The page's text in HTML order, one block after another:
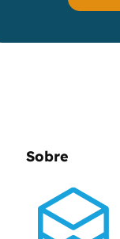
Sobre